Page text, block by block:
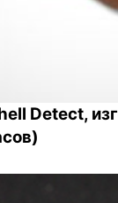
Detect,